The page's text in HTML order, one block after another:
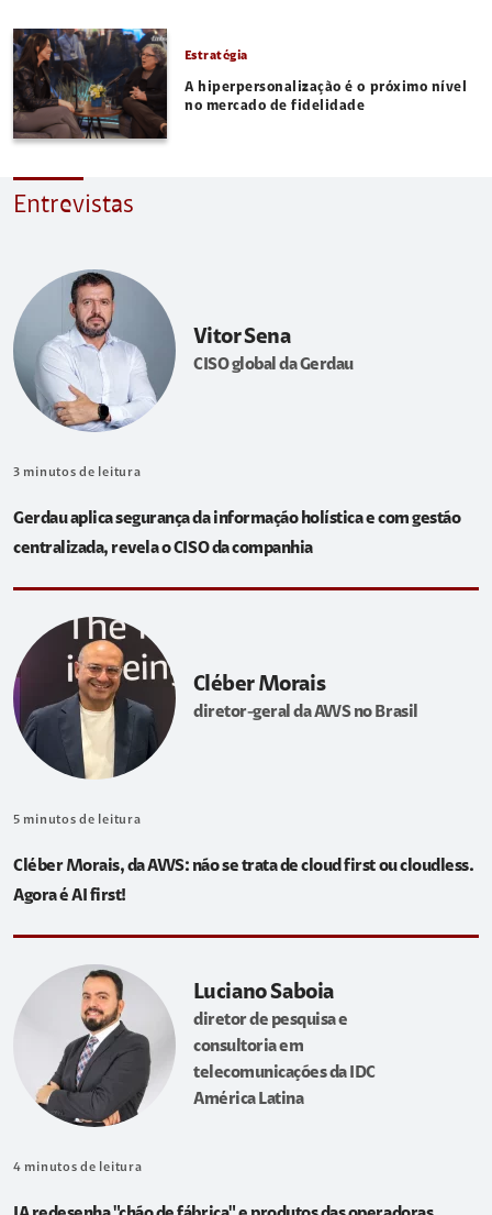
Estratégia
A hiperpersonalização é o próximo nível
no mercado de fidelidade
Entrevistas
Vitor Sena
CISO global da Gerdau
3 minutos de leitura
Gerdau aplica segurança da informação holística e com gestão
centralizada, revela o CISO da companhia
Cléber Morais
diretor-geral da AWS no Brasil
5 minutos de leitura
Cléber Morais, da AWS: não se trata de cloud first ou cloudless.
Agora é AI first!
Luciano Saboia
diretor de pesquisa e
consultoria em
telecomunicações da IDC
América Latina
4 minutos de leitura